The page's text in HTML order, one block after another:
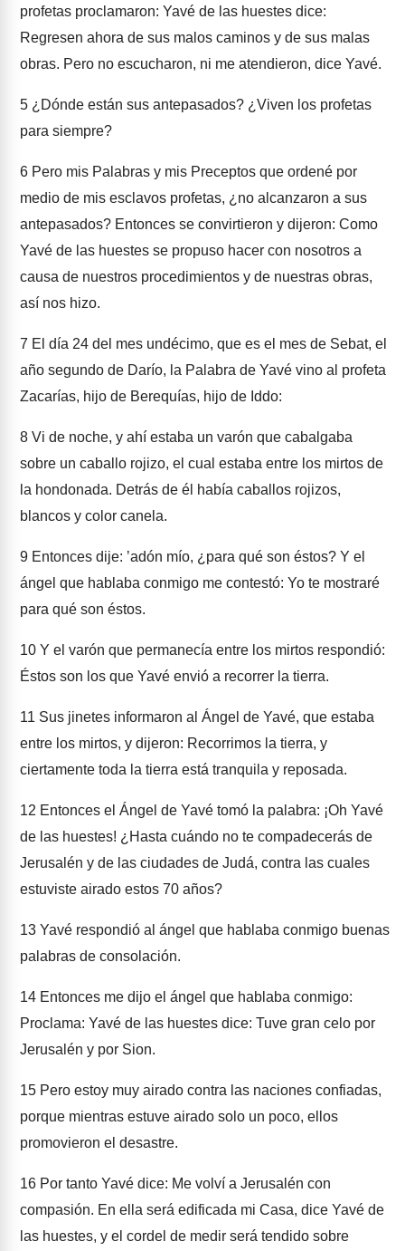
profetas proclamaron: Yavé de las huestes dice:
Regresen ahora de sus malos caminos y de sus malas
obras. Pero no escucharon, ni me atendieron, dice Yavé.
5 ¿Dónde están sus antepasados? ¿Viven los profetas
para siempre?
6 Pero mis Palabras y mis Preceptos que ordené por
medio de mis esclavos profetas, ¿no alcanzaron a sus
antepasados? Entonces se convirtieron y dijeron: Como
Yavé de las huestes se propuso hacer con nosotros a
causa de nuestros procedimientos y de nuestras obras,
así nos hizo.
7 El día 24 del mes undécimo, que es el mes de Sebat, el
año segundo de Darío, la Palabra de Yavé vino al profeta
Zacarías, hijo de Berequías, hijo de Iddo:
8 Vi de noche, y ahí estaba un varón que cabalgaba
sobre un caballo rojizo, el cual estaba entre los mirtos de
la hondonada. Detrás de él había caballos rojizos,
blancos y color canela.
9 Entonces dije: ʼadón mío, ¿para qué son éstos? Y el
ángel que hablaba conmigo me contestó: Yo te mostraré
para qué son éstos.
10 Y el varón que permanecía entre los mirtos respondió:
Éstos son los que Yavé envió a recorrer la tierra.
11 Sus jinetes informaron al Ángel de Yavé, que estaba
entre los mirtos, y dijeron: Recorrimos la tierra, y
ciertamente toda la tierra está tranquila y reposada.
12 Entonces el Ángel de Yavé tomó la palabra: ¡Oh Yavé
de las huestes! ¿Hasta cuándo no te compadecerás de
Jerusalén y de las ciudades de Judá, contra las cuales
estuviste airado estos 70 años?
13 Yavé respondió al ángel que hablaba conmigo buenas
palabras de consolación.
14 Entonces me dijo el ángel que hablaba conmigo:
Proclama: Yavé de las huestes dice: Tuve gran celo por
Jerusalén y por Sion.
15 Pero estoy muy airado contra las naciones confiadas,
porque mientras estuve airado solo un poco, ellos
promovieron el desastre.
16 Por tanto Yavé dice: Me volví a Jerusalén con
compasión. En ella será edificada mi Casa, dice Yavé de
las huestes, y el cordel de medir será tendido sobre